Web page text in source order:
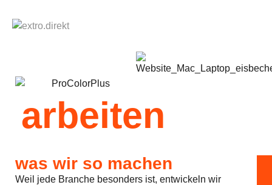
arbeiten
was wir so machen
Weil jede Branche besonders ist, entwickeln wir